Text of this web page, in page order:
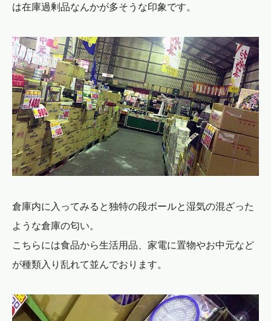
は在庫過剰品なんかが多そうな印象です。
倉庫内に入ってみると独特の段ボールと湿気の混ざった
ような倉庫の匂い。
こちらには食品から生活用品、家電に置物やお中元など
が種類入り乱れて並んでおります。